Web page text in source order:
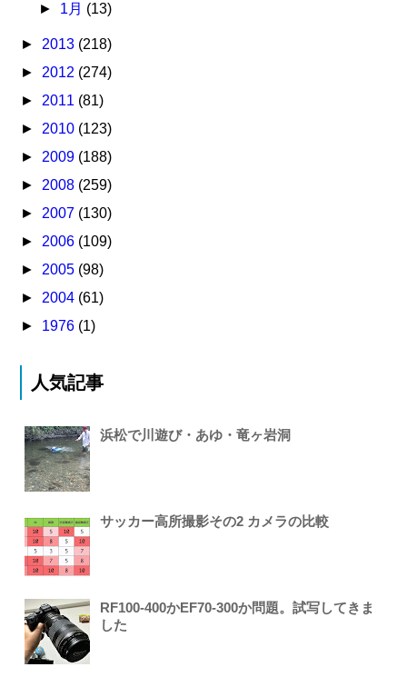
► 1月 (13)
► 2013 (218)
► 2012 (274)
► 2011 (81)
► 2010 (123)
► 2009 (188)
► 2008 (259)
► 2007 (130)
► 2006 (109)
► 2005 (98)
► 2004 (61)
► 1976 (1)
人気記事
浜松で川遊び・あゆ・竜ヶ岩洞
サッカー高所撮影その2 カメラの比較
RF100-400かEF70-300か問題。試写してきま
した